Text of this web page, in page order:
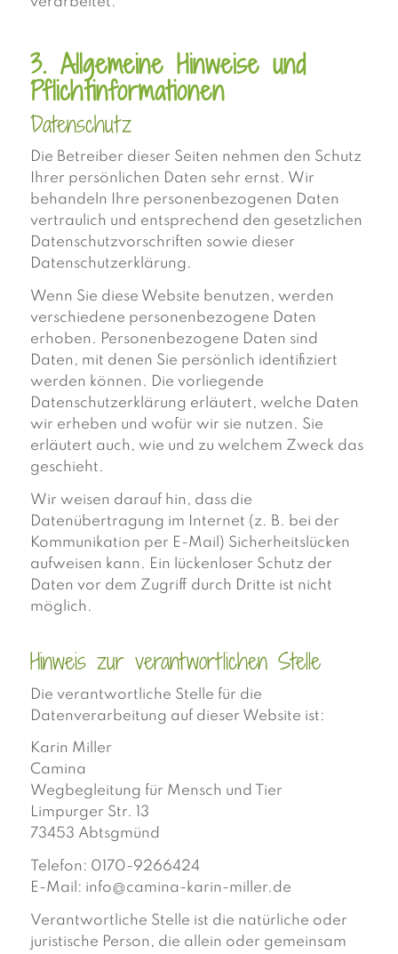
3. Allgemeine Hinweise und
Pflicht­informationen
Datenschutz
Die Betreiber dieser Seiten nehmen den Schutz
Ihrer persönlichen Daten sehr ernst. Wir
behandeln Ihre personenbezogenen Daten
vertraulich und entsprechend den gesetzlichen
Datenschutzvorschriften sowie dieser
Datenschutzerklärung.
Wenn Sie diese Website benutzen, werden
verschiedene personenbezogene Daten
erhoben. Personenbezogene Daten sind
Daten, mit denen Sie persönlich identifiziert
werden können. Die vorliegende
Datenschutzerklärung erläutert, welche Daten
wir erheben und wofür wir sie nutzen. Sie
erläutert auch, wie und zu welchem Zweck das
geschieht.
Wir weisen darauf hin, dass die
Datenübertragung im Internet (z. B. bei der
Kommunikation per E-Mail) Sicherheitslücken
aufweisen kann. Ein lückenloser Schutz der
Daten vor dem Zugriff durch Dritte ist nicht
möglich.
Hinweis zur verantwortlichen Stelle
Die verantwortliche Stelle für die
Datenverarbeitung auf dieser Website ist:
Karin Miller
Camina
Wegbegleitung für Mensch und Tier
Limpurger Str. 13
73453 Abtsgmünd
Telefon: 0170-9266424
E-Mail: info@camina-karin-miller.de
Verantwortliche Stelle ist die natürliche oder
juristische Person, die allein oder gemeinsam